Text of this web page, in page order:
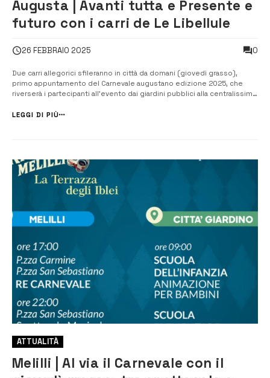
Augusta | Avanti tutta e Presente e
futuro con i carri de Le Libellule
26 FEBBRAIO 2025 0
Due carri allegorici sfileranno in città da domani (giovedì grasso),
primo appuntamento del Carnevale augustano edizione 2025, che
riverserà i partecipanti all’evento dai giardini pubblici alla centralissima
Risorgimento, per poi ripercorrere a ritroso il tragitto. Sono stati ...
LEGGI DI PIÙ
ATTUALITÀ
Melilli | Al via il Carnevale con il